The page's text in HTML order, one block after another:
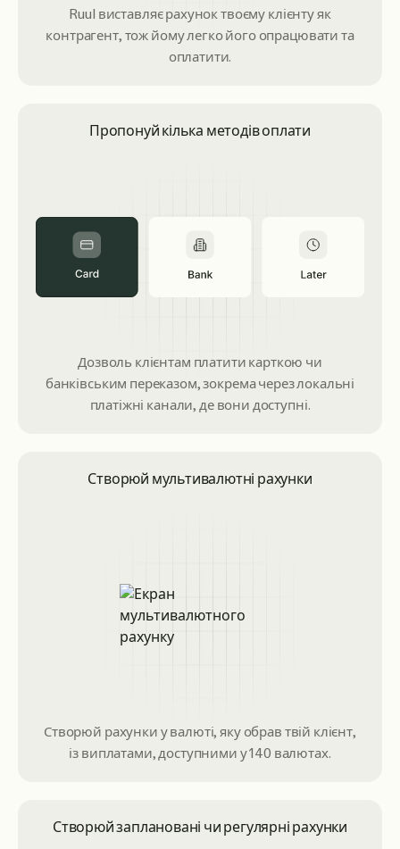
Ruul виставляє рахунок твоєму клієнту як
контрагент, тож йому легко його опрацювати та
оплатити.
Пропонуй кілька методів оплати
Дозволь клієнтам платити карткою чи
банківським переказом, зокрема через локальні
платіжні канали, де вони доступні.
Створюй мультивалютні рахунки
Створюй рахунки у валюті, яку обрав твій клієнт,
із виплатами, доступними у 140 валютах.
Створюй заплановані чи регулярні рахунки